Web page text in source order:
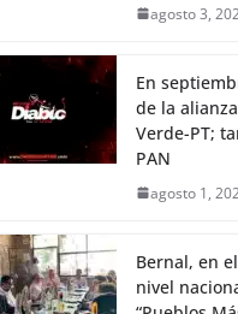
agosto 3,
En
de la
Verde-PT;
PAN
agosto 1,
Bernal, en
nivel